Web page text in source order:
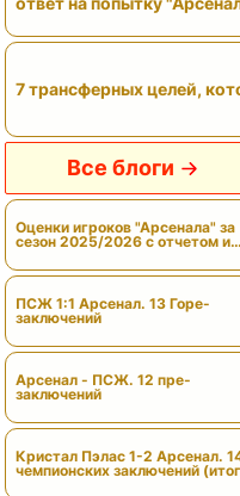
7 трансферных целей,
Все блоги
Оценки игроков "Арсенала" за
сезон 2025/2026 с отчетом и
вердиктами
ПСЖ 1:1 Арсенал. 13 Горе-
заключений
Арсенал - ПСЖ. 12 пре-
заключений
Кристал Пэлас 1-2 Арсенал.
чемпионских заключений